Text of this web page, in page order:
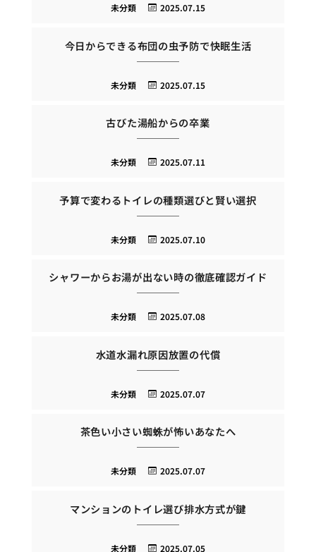
2025.07.15
未分類
今日からできる布団の虫予防で快眠生活
2025.07.15
未分類
古びた湯船からの卒業
2025.07.11
未分類
予算で変わるトイレの種類選びと賢い選択
2025.07.10
未分類
シャワーからお湯が出ない時の徹底確認ガイド
2025.07.08
未分類
水道水漏れ原因放置の代償
2025.07.07
未分類
茶色い小さい蜘蛛が怖いあなたへ
2025.07.07
未分類
マンションのトイレ選び排水方式が鍵
2025.07.05
未分類